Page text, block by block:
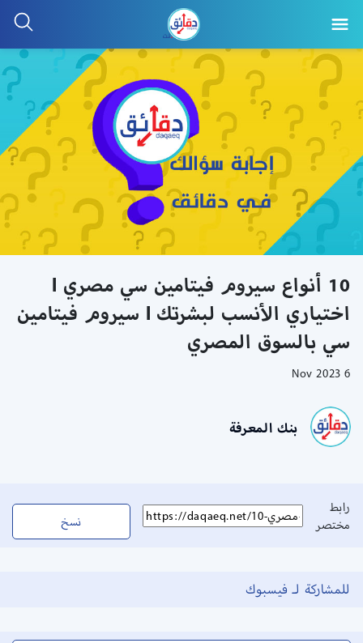
10 أنواع سيروم فيتامين سي مصري l
اختياري الأنسب لبشرتك l سيروم فيتامين
سي بالسوق المصري
6 Nov 2023
بنك المعرفة
رابط
مختصر
نسخ
للمشاركة لـ فيسبوك